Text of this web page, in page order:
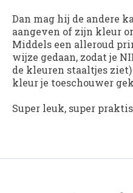
Dan mag hij de andere
aangeven of zijn kleur
Middels een alleroud
wijze gedaan, zodat je
de kleuren staaltjes
kleur je toeschouwer
Super leuk, super